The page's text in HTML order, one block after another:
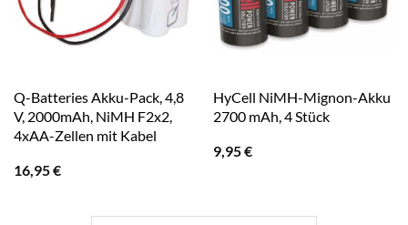
Q-Batteries Akku-Pack, 4,8
V, 2000mAh, NiMH F2x2,
4xAA-Zellen mit Kabel
16,95€
HyCell NiMH-Mignon-Akku
2700 mAh, 4 Stück
9,95€